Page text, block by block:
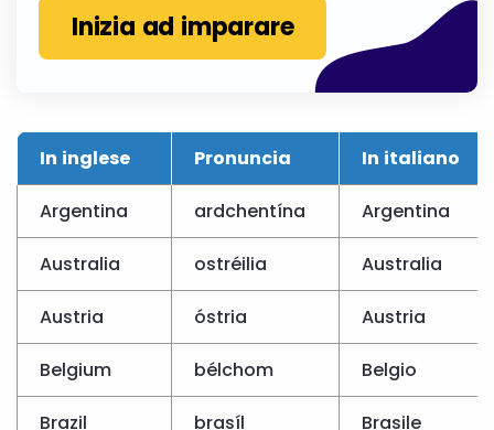
Inizia ad imparare
In inglese Pronuncia In italiano
Argentina ardchentína Argentina
Australia ostréilia Australia
Austria óstria Austria
Belgium bélchom Belgio
Brazil brasíl Brasile